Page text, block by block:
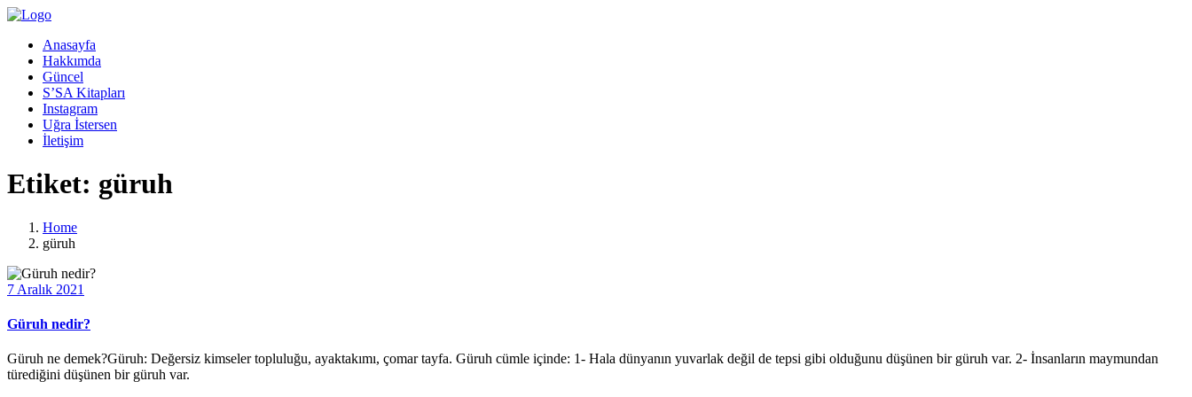
Anasayfa
Hakkımda
Güncel
S’SA Kitapları
Instagram
Uğra İstersen
İletişim
Etiket: güruh
Home
güruh
7 Aralık 2021
Güruh nedir?
Güruh ne demek?Güruh: Değersiz kimseler topluluğu, ayaktakımı, çomar tayfa. Güruh cümle içinde: 1- Hala dünyanın yuvarlak değil de tepsi gibi olduğunu düşünen bir güruh var. 2- İnsanların maymundan
türediğini düşünen bir güruh var.